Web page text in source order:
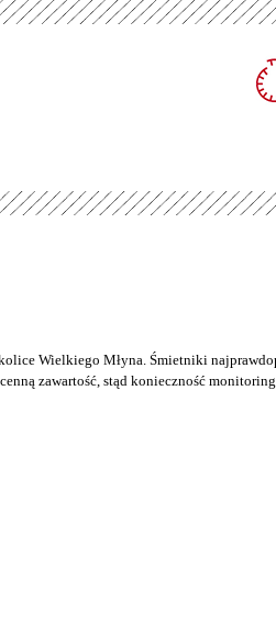
Wielkiego Młyna. Śmietniki
zawartość, stąd konieczność